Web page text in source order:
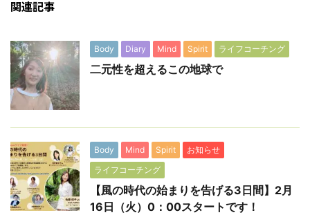
関連記事
Body Diary Mind Spirit ライフコーチング
二元性を超えるこの地球で
Body Mind Spirit
お知らせ
ライフコーチング
【風の時代の始まりを告げる3日間】2月
16日（火）0：00スタートです！